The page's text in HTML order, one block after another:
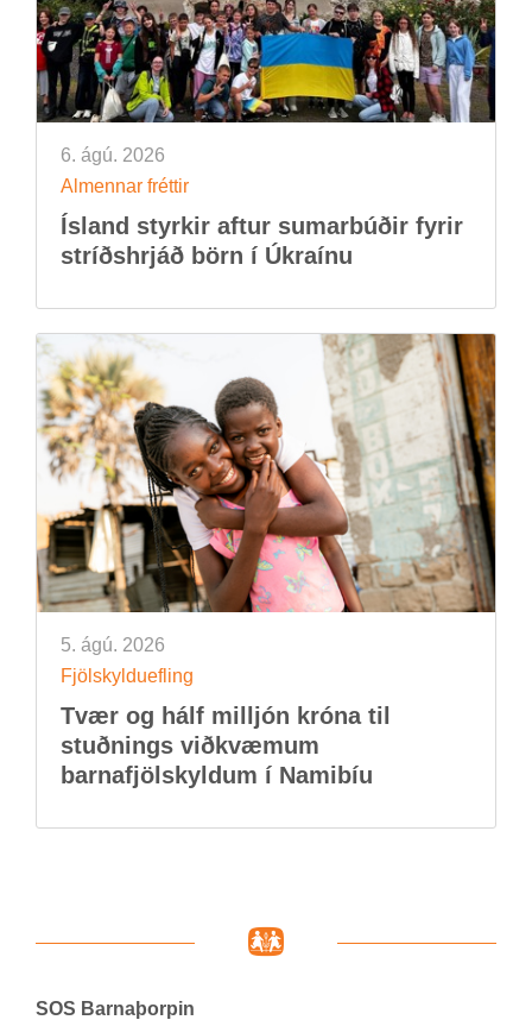
6. ágú. 2026
Al­menn­ar frétt­ir
Ís­land styrk­ir aft­ur sum­ar­búð­ir fyr­ir
stríðs­hrjáð börn í Úkraínu
5. ágú. 2026
Fjöl­skyldu­efl­ing
Tvær og hálf millj­ón króna til
stuðn­ings við­kvæm­um
barna­fjöl­skyld­um í Namib­íu
SOS Barna­þorp­in